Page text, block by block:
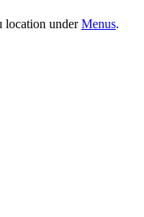
location underMenus.